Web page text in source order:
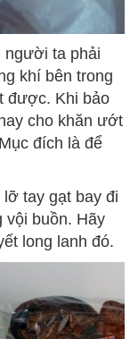
người ta phải
khí bên trong
được. Khi bảo
cho khăn ướt
đích là để
tay gạt bay đi
vội buồn. Hãy
long lanh đó.